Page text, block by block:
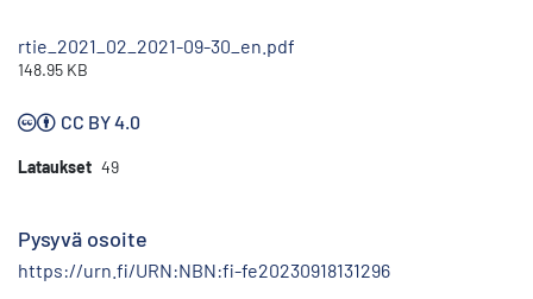
rtie_2021_02_2021-09-30_en.pdf
148.95 KB
CC BY 4.0
Lataukset 49
Pysyvä osoite
https://urn.fi/URN:NBN:fi-fe20230918131296